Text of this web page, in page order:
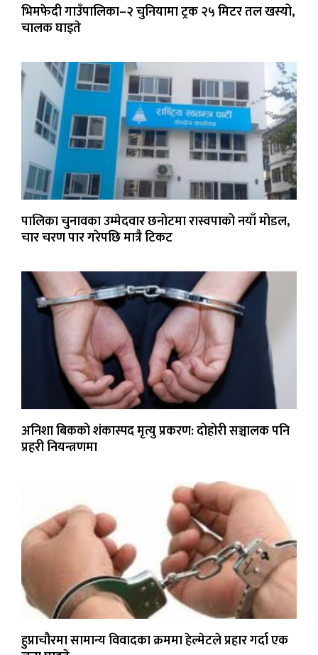
भिमफेदी गाउँपालिका–२ चुनियामा ट्रक २५ मिटर तल खस्यो,
चालक घाइते
पालिका चुनावका उम्मेदवार छनोटमा रास्वपाको नयाँ मोडल,
चार चरण पार गरेपछि मात्रै टिकट
अनिशा बिकको शंकास्पद मृत्यु प्रकरण: दोहोरी सञ्चालक पनि
प्रहरी नियन्त्रणमा
हुप्राचौरमा सामान्य विवादका क्रममा हेल्मेटले प्रहार गर्दा एक